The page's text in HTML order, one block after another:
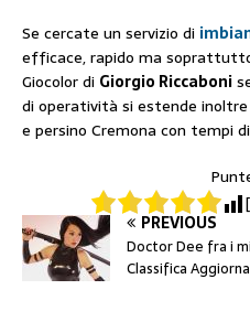
Se cercate un servizio di
efficace, rapido ma
Giocolor di Giorgio Riccaboni
di operatività si estende inoltre
e persino Cremona con tempi
PREVIOUS
Doctor Dee fra i
Classifica